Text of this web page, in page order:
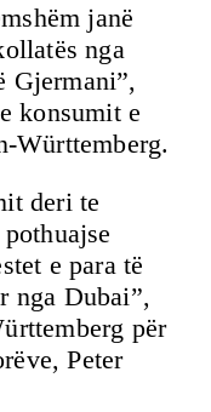
janë
nga
Gjermani”,
konsumit e
Württemberg.
deri te
e para të
nga Dubai”,
për
Peter